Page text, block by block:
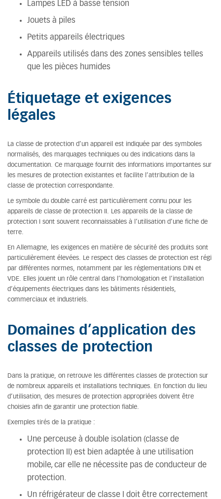
Lampes LED à basse tension
Jouets à piles
Petits appareils électriques
Appareils utilisés dans des zones sensibles telles
que les pièces humides
Étiquetage et exigences
légales
La classe de protection d’un appareil est indiquée par des symboles
normalisés, des marquages techniques ou des indications dans la
documentation. Ce marquage fournit des informations importantes sur
les mesures de protection existantes et facilite l’attribution de la
classe de protection correspondante.
Le symbole du double carré est particulièrement connu pour les
appareils de classe de protection II. Les appareils de la classe de
protection I sont souvent reconnaissables à l’utilisation d’une fiche de
terre.
En Allemagne, les exigences en matière de sécurité des produits sont
particulièrement élevées. Le respect des classes de protection est régi
par différentes normes, notamment par les réglementations DIN et
VDE. Elles jouent un rôle central dans l’homologation et l’installation
d’équipements électriques dans les bâtiments résidentiels,
commerciaux et industriels.
Domaines d’application des
classes de protection
Dans la pratique, on retrouve les différentes classes de protection sur
de nombreux appareils et installations techniques. En fonction du lieu
d’utilisation, des mesures de protection appropriées doivent être
choisies afin de garantir une protection fiable.
Exemples tirés de la pratique :
Une perceuse à double isolation (classe de
protection II) est bien adaptée à une utilisation
mobile, car elle ne nécessite pas de conducteur de
protection.
Un réfrigérateur de classe I doit être correctement